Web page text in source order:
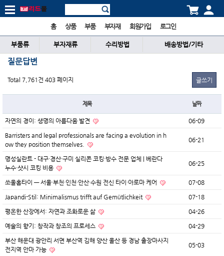
홈 상품 부품 부자재 회원가입 로그인
부품류 부자재류 수리방법 배송방법/기타
질문답변
Total 7,761건 403 페이지 글쓰기
제목 날짜
자연의 경이: 생명의 아름다움 발견 06-09
Barristers and legal professionals are facing a evolution in h
ow they position themselves.
06-21
명성실란트 - 대구·경산·구미 실리콘 코킹·방수 전문 업체 | 베란다
누수·샷시 코킹 비용
06-25
쏘울홈타이 — 서울·부천·인천·안산·수원 전신 타이·아로마 케어 07-08
Japandi-Stil: Minimalismus trifft auf Gemütlichkeit 07-18
평온한 산장에서: 자연과 조화로운 삶 04-26
예술의 향기: 창작과 창조의 프로세스 04-29
부산 해운대 광안리 서면 부산역 김해 양산 울산 등 경남 출장마사지
전지역 안마 가능
05-03